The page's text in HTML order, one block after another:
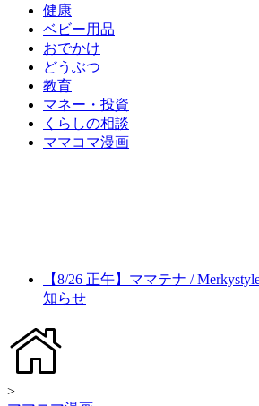
健康
ベビー用品
おでかけ
どうぶつ
教育
マネー・投資
くらしの相談
ママコマ漫画
【8/26 正午】ママテナ /
知らせ
>